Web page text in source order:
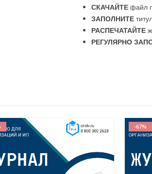
СКАЧАЙТЕ файл
ЗАПОЛНИТЕ
РАСПЕЧАТАЙТЕ
РЕГУЛЯРНО
-67%